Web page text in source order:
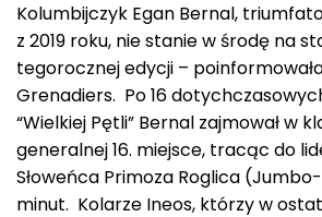
Kolumbijczyk Egan Bernal,
z 2019 roku, nie stanie w środę na
tegorocznej edycji –
Grenadiers. Po 16
“Wielkiej Pętli” Bernal zajmował w
generalnej 16. miejsce, tracąc do
Słoweńca Primoza Roglica
minut. Kolarze Ineos, którzy w